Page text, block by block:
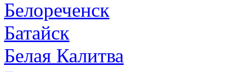
Белореченск
Батайск
Белая Калитва